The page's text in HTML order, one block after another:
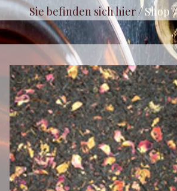
Sie befinden sich hier /Shop/